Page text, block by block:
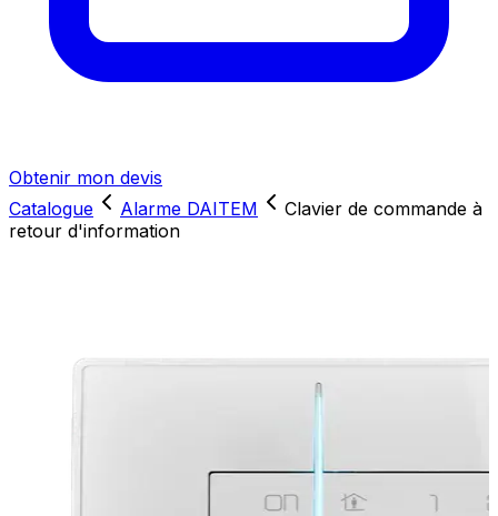
Obtenir mon devis
Catalogue
Alarme DAITEM
Clavier de commande à
retour d'information